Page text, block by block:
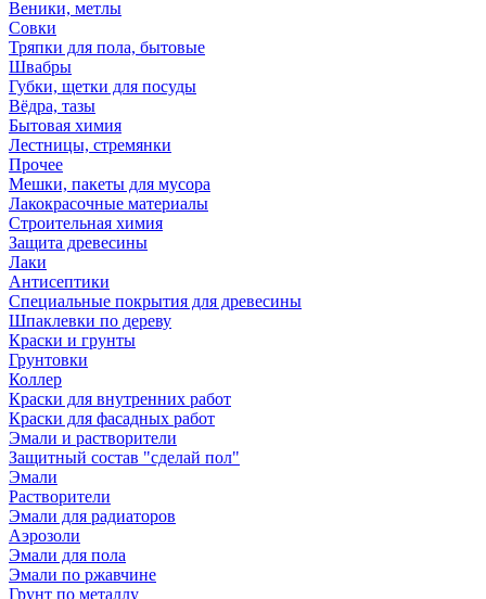
Веники, метлы
Совки
Тряпки для пола, бытовые
Швабры
Губки, щетки для посуды
Вёдра, тазы
Бытовая химия
Лестницы, стремянки
Прочее
Мешки, пакеты для мусора
Лакокрасочные материалы
Строительная химия
Защита древесины
Лаки
Антисептики
Специальные покрытия для древесины
Шпаклевки по дереву
Краски и грунты
Грунтовки
Коллер
Краски для внутренних работ
Краски для фасадных работ
Эмали и растворители
Защитный состав "сделай пол"
Эмали
Растворители
Эмали для радиаторов
Аэрозоли
Эмали для пола
Эмали по ржавчине
Грунт по металлу